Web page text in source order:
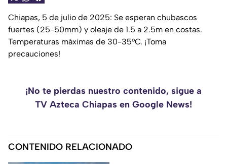
Chiapas, 5 de julio de 2025: Se esperan chubascos
fuertes (25-50mm) y oleaje de 1.5 a 2.5m en costas.
Temperaturas máximas de 30-35°C. ¡Toma
precauciones!
¡No te pierdas nuestro contenido, sigue a
TV Azteca Chiapas en Google News!
CONTENIDO RELACIONADO